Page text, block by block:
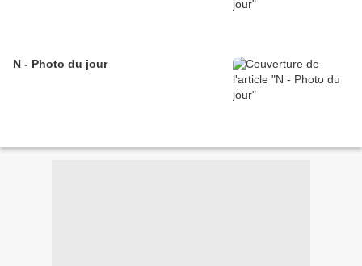
N - Photo du jour